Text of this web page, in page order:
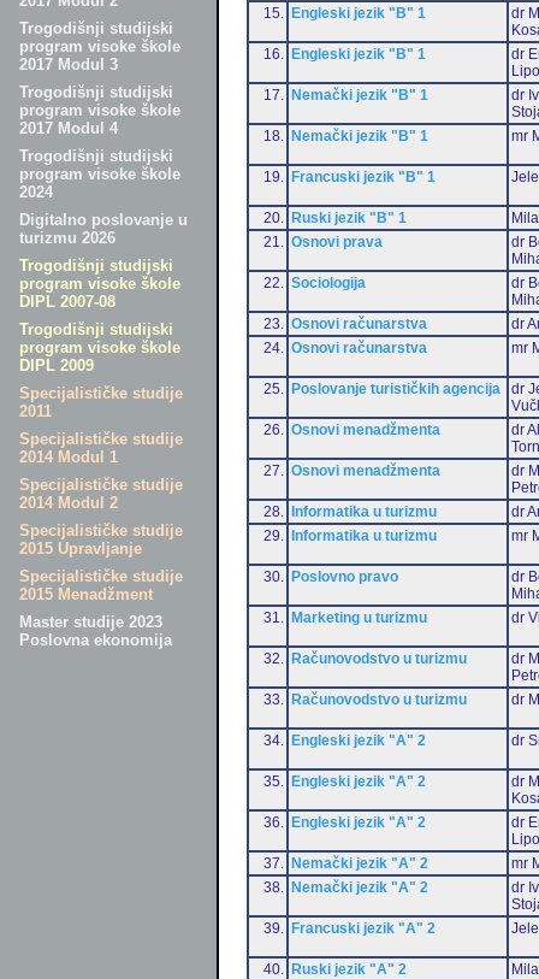
Trogodišnji studijski
program visoke škole
2017 Modul 3
Trogodišnji studijski
program visoke škole
2017 Modul 4
Trogodišnji studijski
program visoke škole
2024
Digitalno poslovanje u
turizmu 2026
Trogodišnji studijski
program visoke škole
DIPL 2007-08
Trogodišnji studijski
program visoke škole
DIPL 2009
Specijalističke studije
2011
Specijalističke studije
2014 Modul 1
Specijalističke studije
2014 Modul 2
Specijalističke studije
2015 Upravljanje
Specijalističke studije
2015 Menadžment
Master studije 2023
Poslovna ekonomija
15. Engleski jezik "B" 1
dr
16.
Engleski jezik "B" 1
dr
17.
Nemački jezik "B" 1
dr
18.
Nemački jezik "B" 1 mr
19. Francuski jezik "B" 1
20. Ruski jezik "B" 1
21.
Osnovi prava
dr
22.
Sociologija
dr
23.
Osnovi računarstva
dr
24.
Osnovi računarstva mr
25. Poslovanje turističkih agencija
dr
26.
Osnovi menadžmenta
dr
27.
Osnovi menadžmenta
dr
28.
Informatika u turizmu
dr
29.
Informatika u turizmu mr
30. Poslovno pravo
dr
31.
Marketing u turizmu dr
32. Računovodstvo u turizmu
dr
33.
Računovodstvo u turizmu dr
34. Engleski jezik "A" 2 dr
35. Engleski jezik "A" 2
dr
36.
Engleski jezik "A" 2
dr
37.
Nemački jezik "A" 2
mr
38.
Nemački jezik "A" 2
dr
39.
Francuski jezik "A" 2
40. Ruski jezik "A" 2